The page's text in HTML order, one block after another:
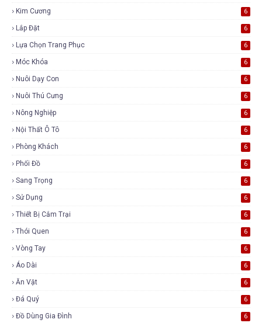
Kim Cương 6
Lắp Đặt 6
Lựa Chọn Trang Phục 6
Móc Khóa 6
Nuôi Dạy Con 6
Nuôi Thú Cưng 6
Nông Nghiệp 6
Nội Thất Ô Tô 6
Phòng Khách 6
Phối Đồ 6
Sang Trọng 6
Sử Dụng 6
Thiết Bị Cắm Trại 6
Thói Quen 6
Vòng Tay 6
Áo Dài 6
Ăn Vặt 6
Đá Quý 6
Đồ Dùng Gia Đình 6